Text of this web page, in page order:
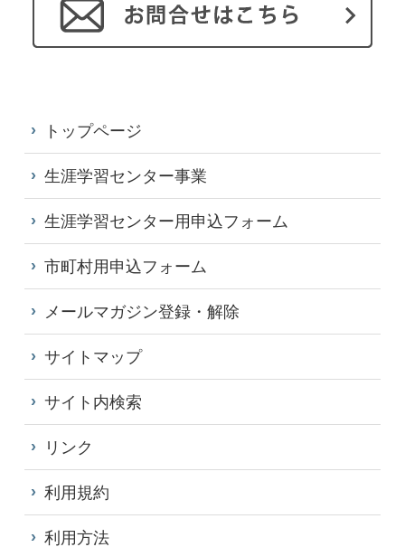
トップページ
生涯学習センター事業
生涯学習センター用申込フォーム
市町村用申込フォーム
メールマガジン登録・解除
サイトマップ
サイト内検索
リンク
利用規約
利用方法